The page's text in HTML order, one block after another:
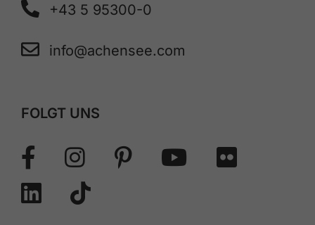
+43 5 95300-0
info@achensee.com
FOLGT UNS